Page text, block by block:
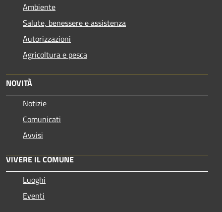
Ambiente
Salute, benessere e assistenza
Autorizzazioni
Agricoltura e pesca
NOVITÀ
Notizie
Comunicati
Avvisi
VIVERE IL COMUNE
Luoghi
Eventi